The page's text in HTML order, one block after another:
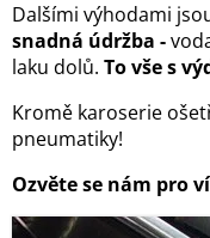
Dalšími výhodami
snadná údržba -
laku dolů. To vše s
Kromě karoserie
pneumatiky!
Ozvěte se nám pro